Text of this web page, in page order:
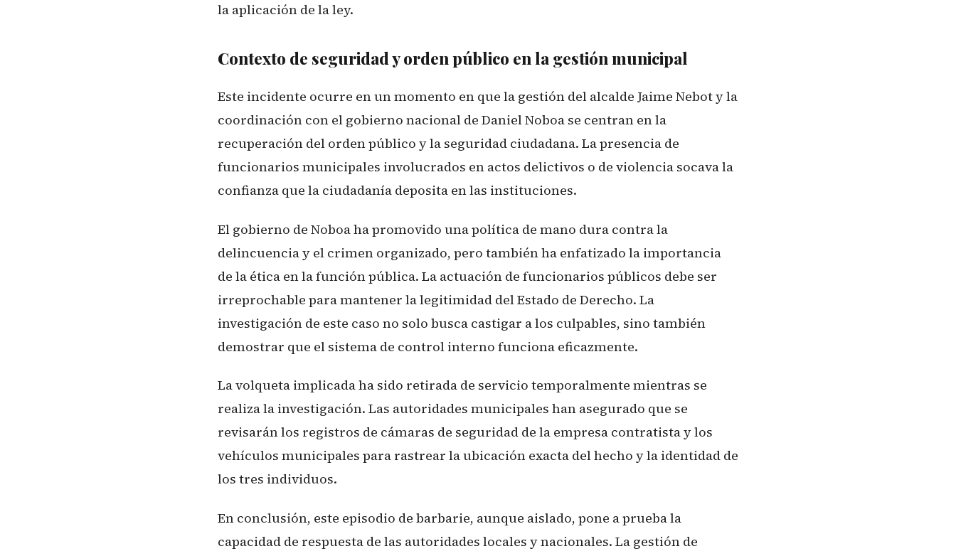
la aplicación de la ley.
Contexto de seguridad y orden público en la gestión municipal
Este incidente ocurre en un momento en que la gestión del alcalde Jaime Nebot y la
coordinación con el gobierno nacional de Daniel Noboa se centran en la
recuperación del orden público y la seguridad ciudadana. La presencia de
funcionarios municipales involucrados en actos delictivos o de violencia socava la
confianza que la ciudadanía deposita en las instituciones.
El gobierno de Noboa ha promovido una política de mano dura contra la
delincuencia y el crimen organizado, pero también ha enfatizado la importancia
de la ética en la función pública. La actuación de funcionarios públicos debe ser
irreprochable para mantener la legitimidad del Estado de Derecho. La
investigación de este caso no solo busca castigar a los culpables, sino también
demostrar que el sistema de control interno funciona eficazmente.
La volqueta implicada ha sido retirada de servicio temporalmente mientras se
realiza la investigación. Las autoridades municipales han asegurado que se
revisarán los registros de cámaras de seguridad de la empresa contratista y los
vehículos municipales para rastrear la ubicación exacta del hecho y la identidad de
los tres individuos.
En conclusión, este episodio de barbarie, aunque aislado, pone a prueba la
capacidad de respuesta de las autoridades locales y nacionales. La gestión de